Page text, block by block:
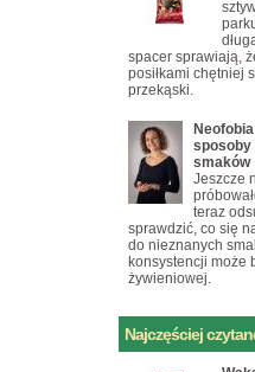
spacer sprawiają,
posiłkami chętniej
przekąski.
sposoby
smaków
Jeszcze
teraz
sprawdzić, co się
do nieznanych
konsystencji może
żywieniowej.
Najczęściej